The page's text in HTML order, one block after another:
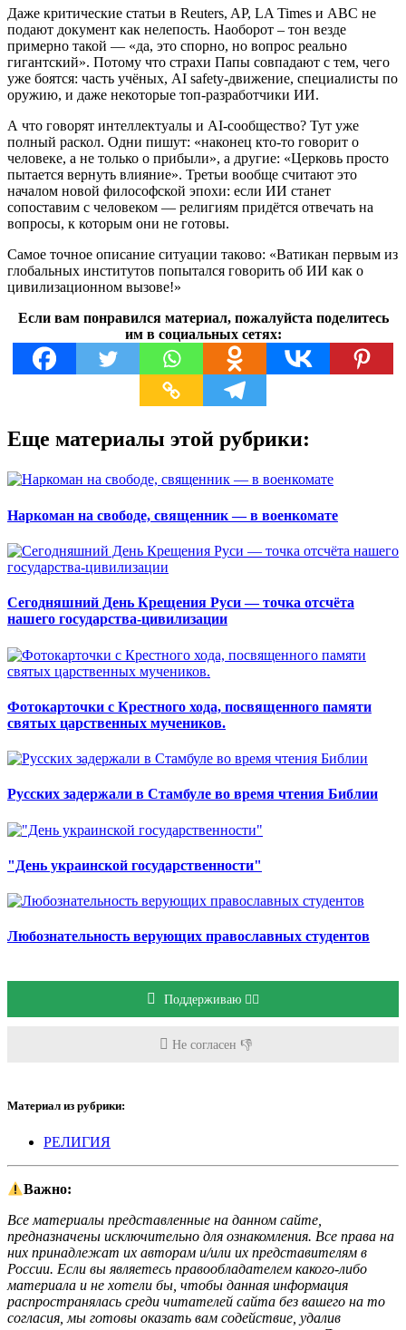
Даже критические статьи в Reuters, AP, LA Times и ABC не
подают документ как нелепость. Наоборот – тон везде
примерно такой — «да, это спорно, но вопрос реально
гигантский». Потому что страхи Папы совпадают с тем, чего
уже боятся: часть учёных, AI safety-движение, специалисты по
оружию, и даже некоторые топ-разработчики ИИ.
А что говорят интеллектуалы и AI-сообщество? Тут уже
полный раскол. Одни пишут: «наконец кто-то говорит о
человеке, а не только о прибыли», а другие: «Церковь просто
пытается вернуть влияние». Третьи вообще считают это
началом новой философской эпохи: если ИИ станет
сопоставим с человеком — религиям придётся отвечать на
вопросы, к которым они не готовы.
Самое точное описание ситуации таково: «Ватикан первым из
глобальных институтов попытался говорить об ИИ как о
цивилизационном вызове!»
Если вам понравился материал, пожалуйста поделитесь
им в социальных сетях:
Еще материалы этой рубрики:
Наркоман на свободе, священник — в военкомате
Сегодняшний День Крещения Руси — точка отсчёта
нашего государства-цивилизации
Фотокарточки с Крестного хода, посвященного памяти
святых царственных мучеников.
Русских задержали в Стамбуле во время чтения Библии
"День украинской государственности"
Любознательность верующих православных студентов
Поддерживаю 👍🏻
Не согласен 👎
Материал из рубрики:
РЕЛИГИЯ
Важно:
Все материалы представленные на данном сайте,
предназначены исключительно для ознакомления. Все права на
них принадлежат их авторам и/или их представителям в
России. Если вы являетесь правообладателем какого-либо
материала и не хотели бы, чтобы данная информация
распространялась среди читателей сайта без вашего на то
согласия, мы готовы оказать вам содействие, удалив